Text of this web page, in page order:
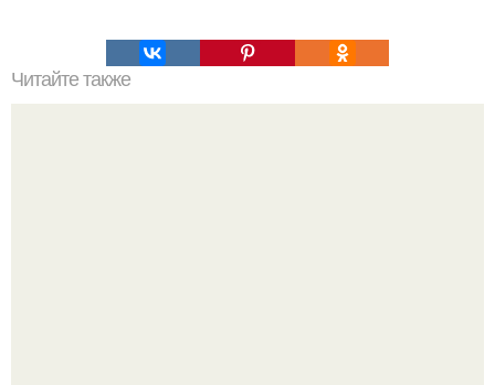
Читайте также